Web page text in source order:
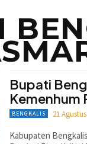
Bupati
Kemenhum
BENGKALIS 21
Kabupaten